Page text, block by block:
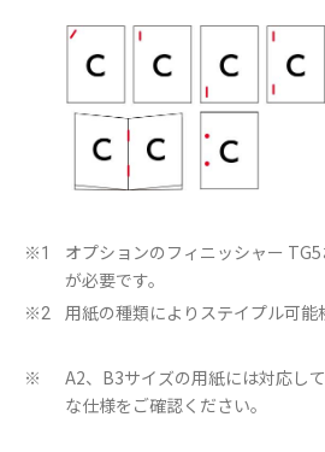
※1
オプションのフィニッシャー
が必要です。
※2 用紙の種類によりステイプル可能
※
A2、B3サイズの用紙には対応し
な仕様をご確認ください。